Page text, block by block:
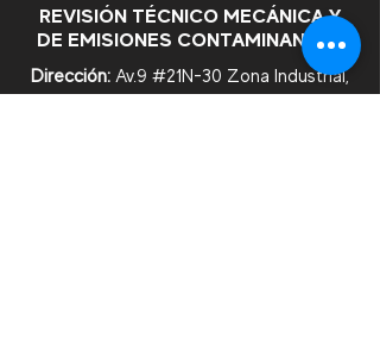
REVISIÓN TÉCNICO MECÁNICA Y
DE EMISIONES CONTAMINANTES
Dirección: Av.9 #21N-30 Zona Industrial,